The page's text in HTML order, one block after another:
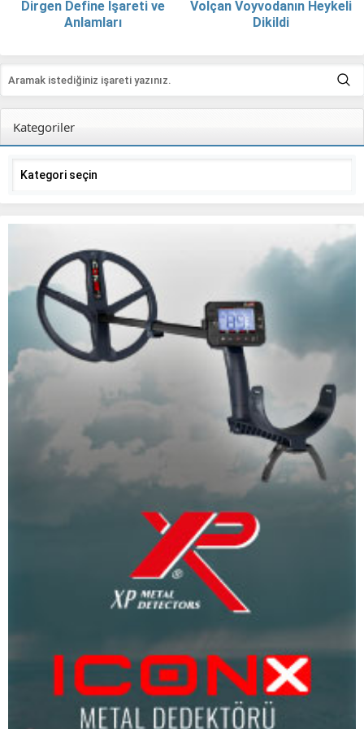
Dirgen Define İşareti ve
Anlamları
Volçan Voyvodanın Heykeli
Dikildi
Kategoriler
Kategoriler